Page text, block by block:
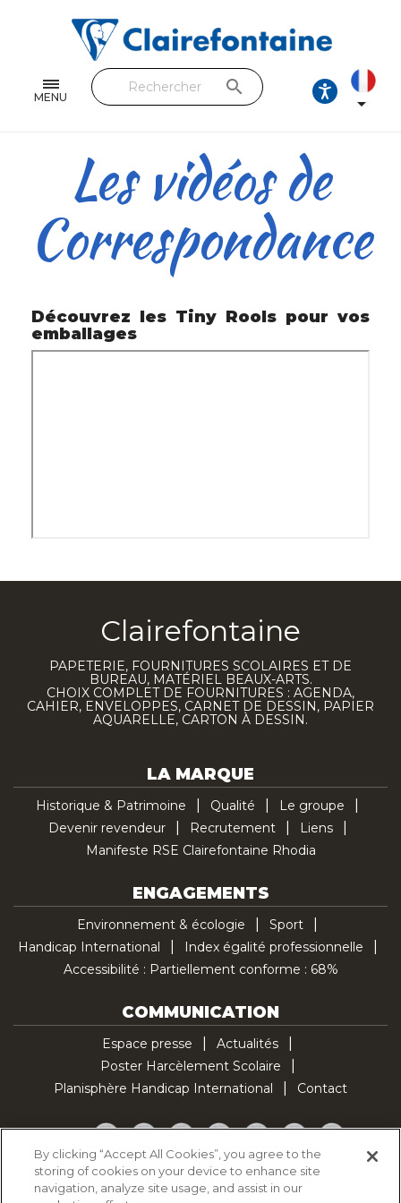
MENU
Feuilles & Copies
Beaux-arts & Dessin
Loisirs créatifs
Cuir & trousses
Toutes les collections
search

Les vidéos de
Correspondance
Découvrez les Tiny Rools pour vos
emballages
Clairefontaine
PAPETERIE, FOURNITURES SCOLAIRES ET DE
BUREAU, MATÉRIEL BEAUX-ARTS.
CHOIX COMPLET DE FOURNITURES : AGENDA,
CAHIER, ENVELOPPES, CARNET DE DESSIN, PAPIER
AQUARELLE, CARTON À DESSIN.
LA MARQUE
Historique & Patrimoine Qualité
Le groupe
Devenir revendeur
Recrutement
Liens
Manifeste RSE Clairefontaine Rhodia
ENGAGEMENTS
Environnement & écologie
Sport
Handicap International
Index égalité professionnelle
Accessibilité : Partiellement conforme : 68%
COMMUNICATION
Espace presse
Actualités
Poster Harcèlement Scolaire
Planisphère Handicap International
Contact
Facebook
TwitterYouTubePinterestInstagramLinkedInTikTok
Politique d'utilisation des cookies
By clicking “Accept All Cookies”, you agree to the
storing of cookies on your device to enhance site
navigation, analyze site usage, and assist in our